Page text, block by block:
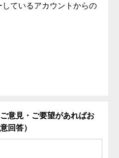
しているアカウントからの
意見・ご要望があればお
回答）